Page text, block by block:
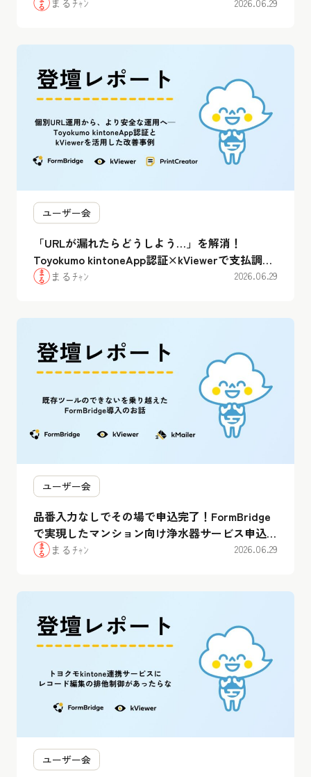
ユーザー会
「URLが漏れたらどうしよう…」を解消！
Toyokumo kintoneApp認証×kViewerで支払調書
のセキュアなWeb化を実現【ユーザー会レポー
まるﾁｬﾝ 2026.06.29
ユーザー会
品番入力なしでその場で申込完了！FormBridge
で実現したマンション向け浄水器サービス申込の
DX【ユーザー会レポート】
まるﾁｬﾝ 2026.06.29
ユーザー会